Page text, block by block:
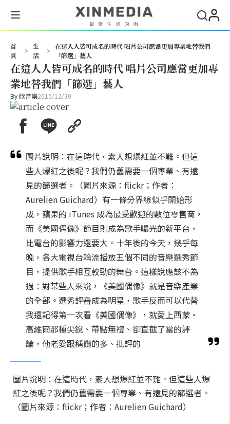
首
頁
>
生
活
>
在這人人皆可成名的時代 唱片公司應當更加專業地替我們
「篩選」藝人
在這人人皆可成名的時代 唱片公司應當更加專
業地替我們「篩選」藝人
By欣音樂2015/12/30
圖片說明：在這時代，素人想爆紅並不難。但這
些人爆紅之後呢？我們仍舊需要一個專業、有遠
見的篩選者。（圖片來源：flickr；作者：
Aurelien Guichard）有一條分界線似乎開始形
成，蘋果的 iTunes 成為最受歡迎的數位零售商，
而《美國偶像》節目則成為歌手曝光的新平台，
比電台的影響力還要大。十年後的今天，幾乎每
晚，各大電視台輪流播放五個不同的音樂選秀節
目，提供歌手相互較勁的舞台。這樣說應該不為
過：對某些人來說，《美國偶像》就是音樂產業
的全部。選秀評審成為明星，歌手反而可以代替
我還記得第一次看《美國偶像》，就愛上西蒙‧
高維爾那種尖銳、帶點無禮、卻直截了當的評
論，他老愛跟稱讚的多、批評的
圖片說明：在這時代，素人想爆紅並不難。但這些人爆
紅之後呢？我們仍舊需要一個專業、有遠見的篩選者。
（圖片來源：flickr；作者：Aurelien Guichard）